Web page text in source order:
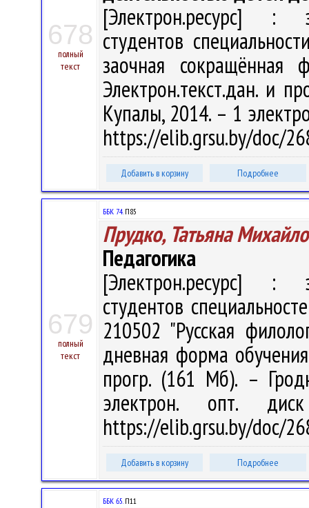
678
полный
текст
[Электрон.ресурс] :
студентов
заочная
Электрон.текст.дан. и
Купалы, 2014. – 1
https://elib.grsu.by/doc/
Добавить в корзину Подробнее
679
полный
текст
ББК 74.П85
Прудко, Татьяна
Педагогика
[Электрон.ресурс] :
студентов
210502 "Русская
дневная форма
прогр. (161 Мб). –
электрон. опт.
https://elib.grsu.by/doc/
Добавить в корзину Подробнее
ББК 65.П11